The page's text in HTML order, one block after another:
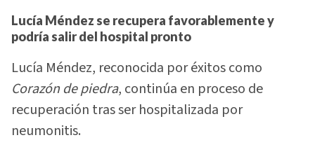
Lucía Méndez se recupera favorablemente y
podría salir del hospital pronto
Lucía Méndez, reconocida por éxitos como
Corazón de piedra, continúa en proceso de
recuperación tras ser hospitalizada por
neumonitis.